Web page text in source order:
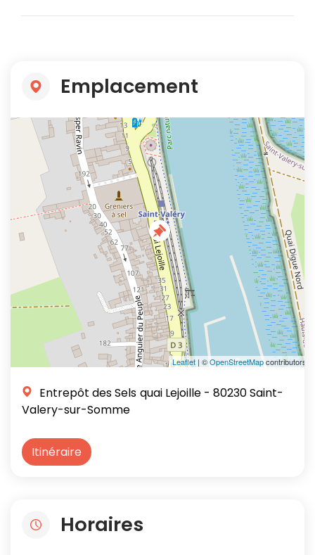
Emplacement
Leaflet | ©OpenStreetMapcontributors
Entrepôt des Sels quai Lejoille - 80230 Saint-
Valery-sur-Somme
Itinéraire
Horaires